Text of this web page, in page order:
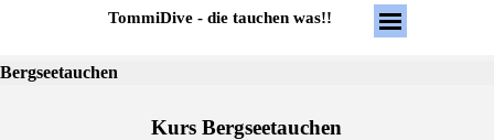
Direkt zum SeiteninhaltTommiDive - die tauchen was!! Menü
Bergseetauchen
Kurs Bergseetauchen